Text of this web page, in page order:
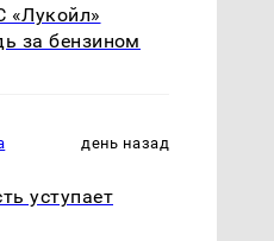
«Лукойл»
за бензином
день назад
уступает